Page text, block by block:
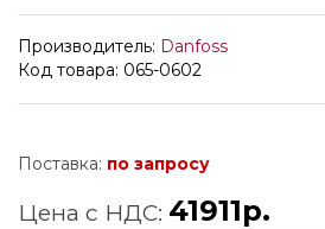
Производитель: Danfoss
Код товара: 065-0602
Поставка: по запросу
Цена с НДС: 41911р.